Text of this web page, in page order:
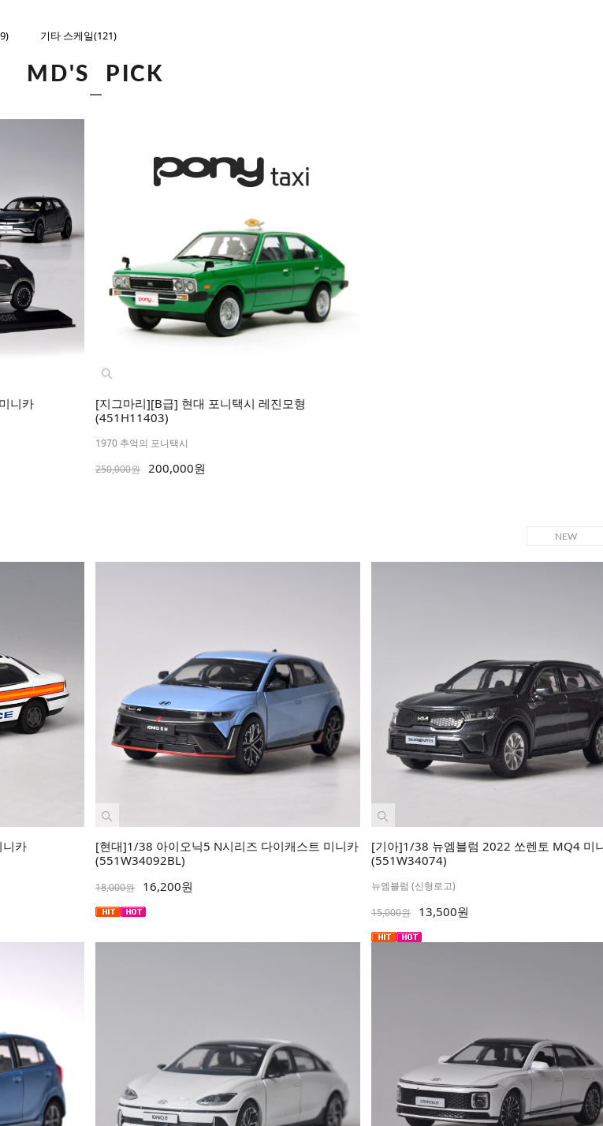
기타 스케일(121)
MD'S PICK
니카
[지그마리][B급] 현대 포니택시 레진모형
(451H11403)
1970 추억의 포니택시
250,000원 200,000원
니카
[현대]1/38 아이오닉5 N시리즈 다이캐스트 미니카
(551W34092BL)
18,000원 16,200원
[기아]1/38 뉴엠블럼 2022 쏘렌토 MQ4 미
(551W34074)
뉴엠블럼 (신형로고)
15,000원
13,500원